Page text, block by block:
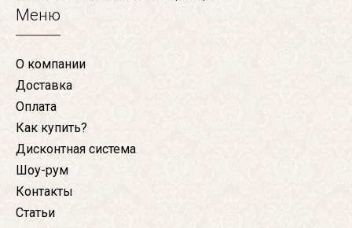
Меню
О компании
Доставка
Оплата
Как купить?
Дисконтная система
Шоу-рум
Контакты
Статьи